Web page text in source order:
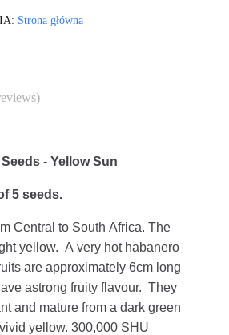
Strona główna
- Yellow Sun
5 seeds.
Central to South Africa. The
yellow. A very hot habanero
are approximately 6cm long
astrong fruity flavour. They
and mature from a dark green
yellow. 300,000 SHU